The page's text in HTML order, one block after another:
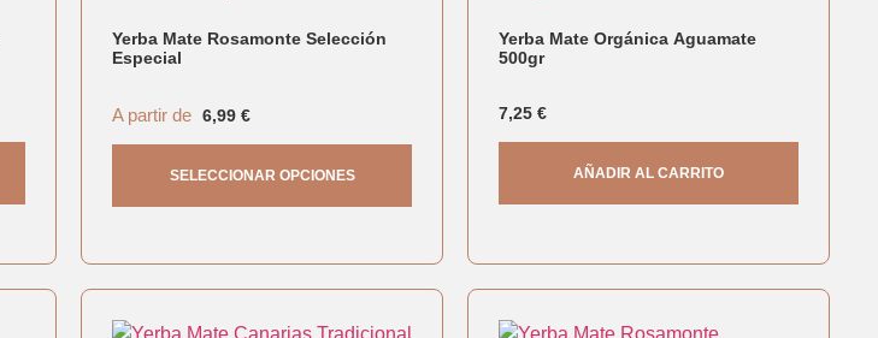
Yerba Mate Rosamonte Selección
Especial
A partir de 6,99 €
SELECCIONAR OPCIONES
Yerba Mate Orgánica Aguamate
500gr
7,25 €
AÑADIR AL CARRITO